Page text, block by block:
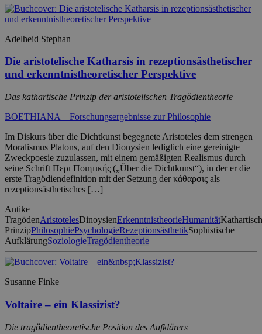
Adelheid Stephan
Die aristotelische Katharsis in rezeptionsästhetischer
und erkenntnistheoretischer Perspektive
Das kathartische Prinzip der aristotelischen Tragödientheorie
BOETHIANA – Forschungsergebnisse zur Philosophie
Im Diskurs über die Dichtkunst begegnete Aristoteles dem strengen
Moralismus Platons, auf den Dionysien lediglich eine gereinigte
Zweckpoesie zuzulassen, mit einem gemäßigten Realismus durch
seine Schrift Περι Πoιητικής („Über die Dichtkunst“), in der er die
erste Tragödiendefinition mit der Setzung der κάθαρσις als
rezeptionsästhetisches […]
Antike
TragödenAristotelesDinoysienErkenntnistheorieHumanität
PrinzipPhilosophiePsychologieRezeptionsästhetikSophistische
AufklärungSoziologieTragödientheorie
Susanne Finke
Voltaire – ein Klassizist?
Die tragödientheoretische Position des Aufklärers